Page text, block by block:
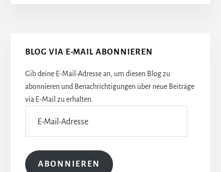
Seitenspalte
BLOG VIA E-MAIL ABONNIEREN
Gib deine E-Mail-Adresse an, um diesen Blog zu
abonnieren und Benachrichtigungen über neue Beiträge
via E-Mail zu erhalten.
Mail-
Adresse
ABONNIEREN